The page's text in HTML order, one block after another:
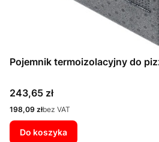
Pojemnik termoizolacyjny do
Cena
243,65 zł
Cena
198,09 złbez VAT
Do koszyka